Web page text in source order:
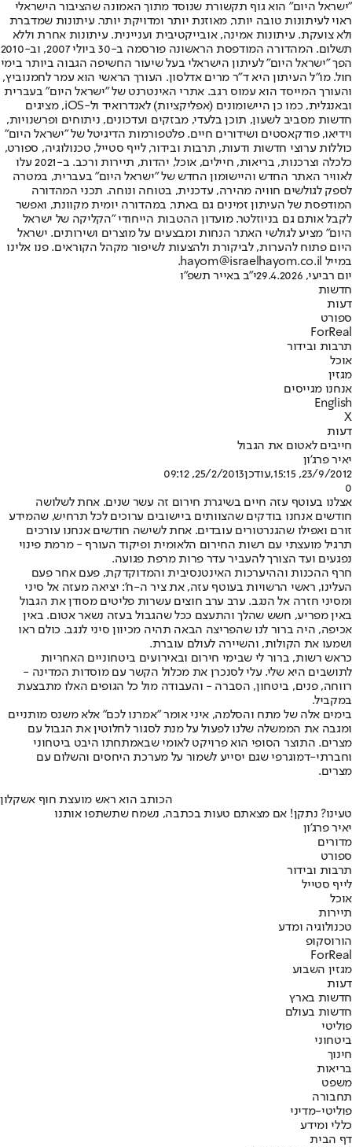
"ישראל היום" הוא גוף תקשורת שנוסד מתוך האמונה שהציבור הישראלי
ראוי לעיתונות טובה יותר, מאוזנת יותר ומדויקת יותר. עיתונות שמדברת
ולא צועקת. עיתונות אמינה, אובייקטיבית ועניינית. עיתונות אחרת וללא
תשלום. המהדורה המודפסת הראשונה פורסמה ב-30 ביולי 2007, וב-2010
הפך "ישראל היום" לעיתון הישראלי בעל שיעור החשיפה הגבוה ביותר בימי
חול. מו"ל העיתון היא ד"ר מרים אדלסון. העורך הראשי הוא עמר לחמנוביץ,
והעורך המייסד הוא עמוס רגב. אתרי האינטרנט של "ישראל היום" בעברית
ובאנגלית, כמו כן היישומונים (אפליקציות) לאנדרואיד ול-iOS, מציגים
חדשות מסביב לשעון, תוכן בלעדי, מבזקים ועדכונים, ניתוחים ופרשנויות,
וידיאו, פודקאסטים ושידורים חיים. פלטפורמות הדיגיטל של "ישראל היום"
כוללות ערוצי חדשות ודעות, תרבות ובידור, לייף סטייל, טכנולוגיה, ספורט,
כלכלה וצרכנות, בריאות, חיילים, אוכל, יהדות, תיירות ורכב. ב-2021 עלו
לאוויר האתר החדש והיישומון החדש של "ישראל היום" בעברית, במטרה
לספק לגולשים חוויה מהירה, עדכנית, בטוחה ונוחה. תכני המהדורה
המודפסת של העיתון זמינים גם באתר, במהדורה יומית מקוונת, ואפשר
לקבל אותם גם בניוזלטר. מועדון ההטבות הייחודי "הקליקה של ישראל
היום" מציע לגולשי האתר הנחות ומבצעים על מוצרים ושירותים. ישראל
היום פתוח להערות, לביקורת ולהצעות לשיפור מקהל הקוראים. פנו אלינו
במייל hayom@israelhayom.co.il.
יום רביעי, 29.4.2026
י"ב באייר תשפ"ו
חדשות
דעות
ספורט
ForReal
תרבות ובידור
אוכל
מגזין
אנחנו מגייסים
English
X
דעות
חייבים לאטום את הגבול
יאיר פרג'ון
23/9/2012, 15:15
,עודכן25/2/2013, 09:12
0
אצלנו בעוטף עזה חיים בשיגרת חירום זה עשר שנים. אחת לשלושה
חודשים אנחנו בודקים שהצוותים ביישובים ערוכים לכל תרחיש, שהמידע
זורם ואפילו שהגנרטורים עובדים. אחת לשישה חודשים אנחנו עורכים
תרגיל מועצתי עם רשות החירום הלאומית ופיקוד העורף - מרמת פינוי
נפגעים ועד הצורך להעביר עדר פרות מרפת פגועה.
חרף ההכנות וההיערכות האינטנסיבית והמדוקדקת, פעם אחר פעם
העלינו, ראשי הרשויות בעוטף עזה, את ציר ה-ח': יציאה מעזה אל סיני
ומסיני חזרה אל הנגב. ערב ערב חוצים עשרות פליטים מסודן את הגבול
באין מפריע, חשש שהלך והתעצם ככל שהגבול בעזה נשאר אטום. באין
אכיפה, היה ברור לנו שהפריצה הבאה תהיה מכיוון סיני לנגב. כולם ראו
ושמעו את הקולות, והשיירה לעולם עוברת.
כראש רשות, ברור לי שבימי חירום ובאירועים ביטחוניים האחריות
לתושבים היא שלי. עלי לסנכרן את מכלול הקשר עם מוסדות המדינה -
רווחה, פנים, ביטחון, הסברה - והעבודה מול כל הגופים האלו מתבצעת
במקביל.
בימים אלה של מתח והסלמה, איני אומר "אמרנו לכם" אלא משנס מותניים
ומגבה את הממשלה שלנו לפעול על מנת לסגור לחלוטין את הגבול עם
מצרים. התוצר הסופי הוא פרויקט לאומי שבאמתחתו היבט ביטחוני
וחברתי-דמוגרפי שגם יסייע לשמור על מערכת היחסים והשלום עם
מצרים.
הכותב הוא ראש מועצת חוף אשקלון
טעינו? נתקן! אם מצאתם טעות בכתבה, נשמח שתשתפו אותנו
יאיר פרג'ון
מדורים
ספורט
תרבות ובידור
לייף סטייל
אוכל
תיירות
טכנולוגיה ומדע
הורוסקופ
ForReal
מגזין השבוע
דעות
חדשות בארץ
חדשות בעולם
פוליטי
ביטחוני
חינוך
בריאות
משפט
תחבורה
פוליטי-מדיני
כללי ומידע
דף הבית